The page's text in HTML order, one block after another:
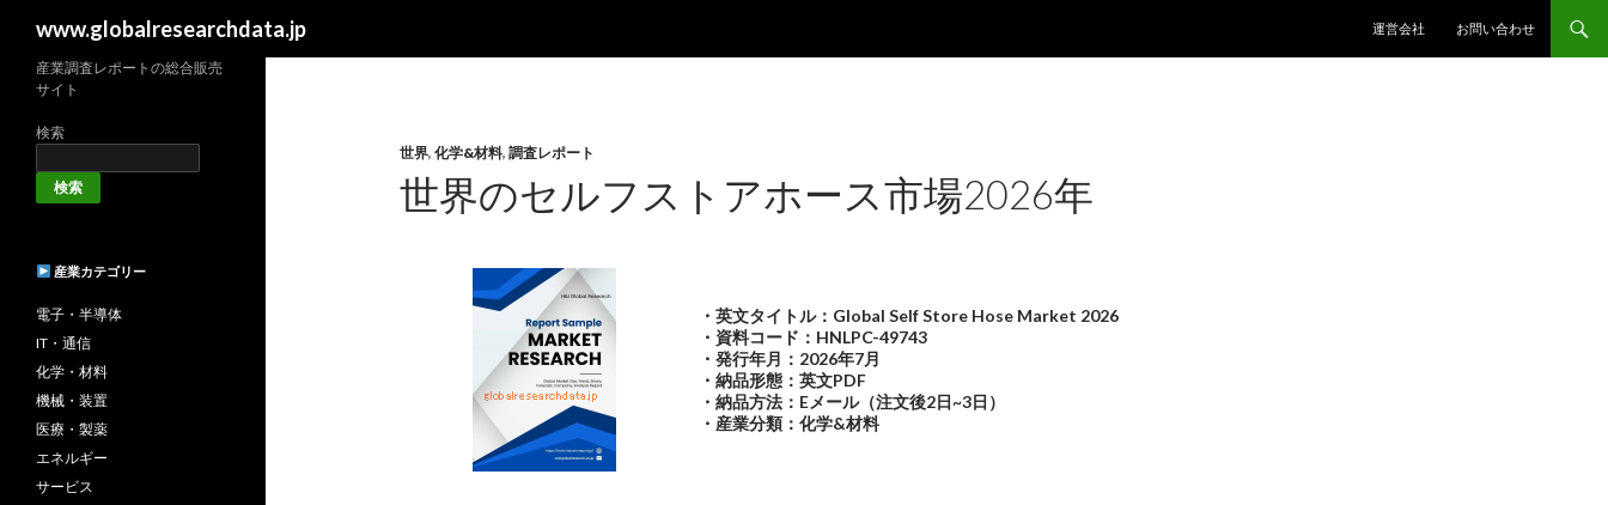
www.globalresearchdata.jp
運営会社
お問い合わせ
世界,化学&材料,調査レポート
世界のセルフストアホース市場2026年
・英文タイトル：Global Self Store Hose Market 2026
・資料コード：HNLPC-49743
・発行年月：2026年7月
・納品形態：英文PDF
・納品方法：Eメール（注文後2日~3日）
・産業分類：化学&材料
産業調査レポートの総合販売
サイト
検索
検索
産業カテゴリー
電子・半導体
IT・通信
化学・材料
機械・装置
医療・製薬
エネルギー
サービス